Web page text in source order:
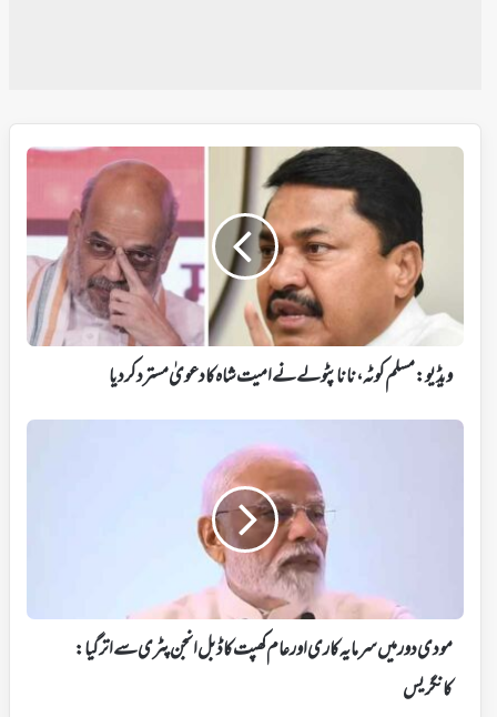
ویڈیو:
ناناپٹولے
کا
دعویٰ
مسترد
کردیا
ویڈیو: مسلم کوٹہ، ناناپٹولے نے امیت شاہ کا دعویٰ مسترد کردیا
مودی
کا
ڈبل
انجن
پٹری
مودی دور میں سرمایہ کاری اور عام کھپت کا ڈبل انجن پٹری سے اتر گیا:
کانگریس